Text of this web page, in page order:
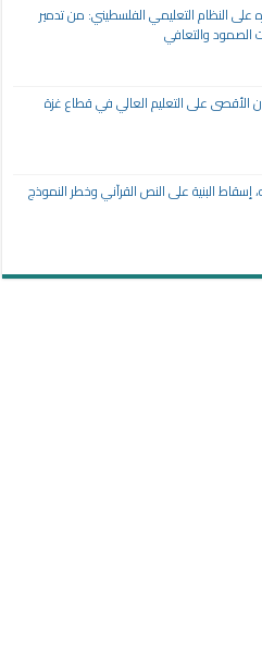
وتأثيره على النظام التعليمي الفلسطيني: من تدمير
الصمود والتعافي
الأقصى على التعليم العالي في قطاع غزة
إسقاط البنية على النص القرآني وخطر النموذج